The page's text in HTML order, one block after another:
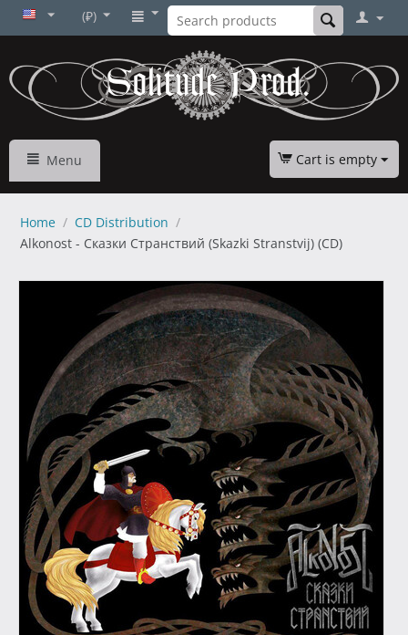
(₽)
Menu Cart is empty
Home / CD Distribution /
Alkonost - Сказки Странствий (Skazki Stranstvij) (CD)